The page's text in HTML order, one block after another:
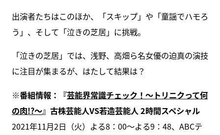
出演者たちはこのほか、「スキップ」や「童謡でハモろ
う」、そして「泣きの芝居」に挑戦。
「泣きの芝居」では、浅野、高畑ら名女優の迫真の演技
に注目が集まるが、はたして結果は？
※番組情報：『芸能界常識チェック！～トリニクって何
の肉!?～』古株芸能人VS若造芸能人 2時間スペシャル
2021年11月2日（火）よる8：00～よる9：48、ABCテ